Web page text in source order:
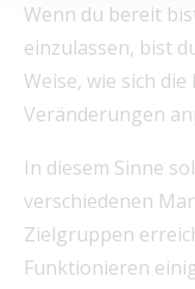
Wenn du bereit
einzulassen, bist
Weise, wie sich
Veränderungen
In diesem Sinne
verschiedenen
Zielgruppen
Funktionieren